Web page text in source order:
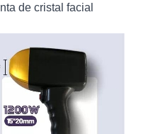
de cristal facial